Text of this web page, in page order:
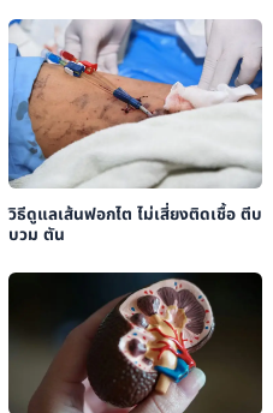
วิธีดูแลเส้นฟอกไต ไม่เสี่ยงติดเชื้อ ตีบ
บวม ตัน